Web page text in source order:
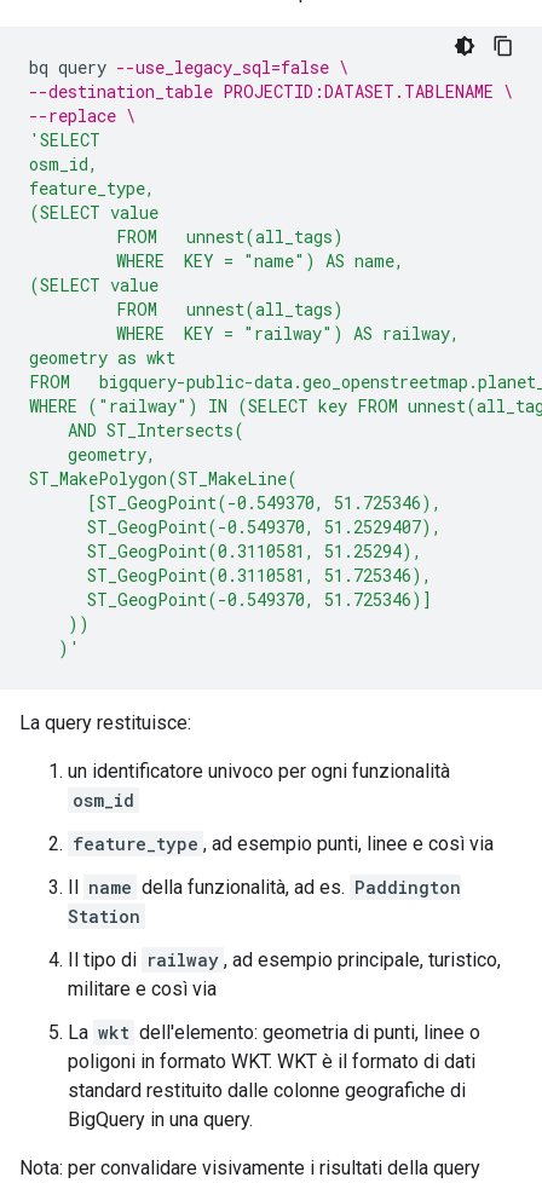
bq query --use_legacy_sql=false \
--destination_table PROJECTID:DATASET.TABLENAME \
--replace \
'SELECT
osm_id,
feature_type,
(SELECT value
         FROM   unnest(all_tags)
         WHERE  KEY = "name") AS name,
(SELECT value
         FROM   unnest(all_tags)
         WHERE  KEY = "railway") AS railway,
geometry as wkt
FROM   bigquery-public-
WHERE ("railway") IN (SELECT key FROM
    AND ST_Intersects(
    geometry,
ST_MakePolygon(ST_MakeLine(
      [ST_GeogPoint(-0.549370, 51.725346),
      ST_GeogPoint(-0.549370, 51.2529407),
      ST_GeogPoint(0.3110581, 51.25294),
      ST_GeogPoint(0.3110581, 51.725346),
      ST_GeogPoint(-0.549370, 51.725346)]
    ))
   )'
La query restituisce:
un identificatore univoco per ogni funzionalità
osm_id
feature_type , ad esempio punti, linee e così via
Il name della funzionalità, ad es. Paddington
Station
Il tipo di railway , ad esempio principale, turistico,
militare e così via
La wkt dell'elemento: geometria di punti, linee o
poligoni in formato WKT. WKT è il formato di dati
standard restituito dalle colonne geografiche di
BigQuery in una query.
Nota: per convalidare visivamente i risultati della query